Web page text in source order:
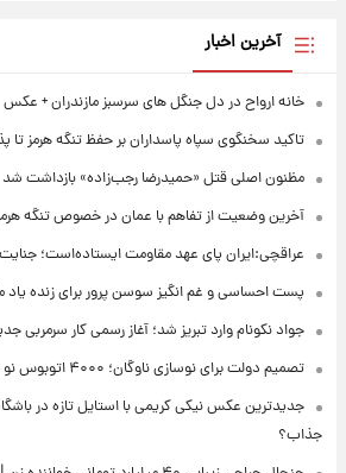
آخرین اخبار
خانه ارواح در دل جنگل های سرسبز مازندران + عکس
تاکید سخنگوی سپاه پاسداران بر حفظ تنگه هرمز تا
مظنون اصلی قتل «حمیدرضا رجب‌زاده» بازداشت شد
آخرین وضعیت از تفاهم با عمان در خصوص تنگه هرمز
عراقچی:ایران پای عهد مقاومت ایستاده‌است؛
پست احساسی و غم انگیز سوسن پرور برای زنده یاد
جواد نکونام وارد تبریز شد؛ آغاز رسمی کار سرمربی جدید
تصمیم دولت برای نوسازی ناوگان؛ ۴۰۰۰ اتوبوس نو به کشور می‌آید
جدیدترین عکس نیکی کریمی با استایل تازه در باشگاه؛
جذاب؟